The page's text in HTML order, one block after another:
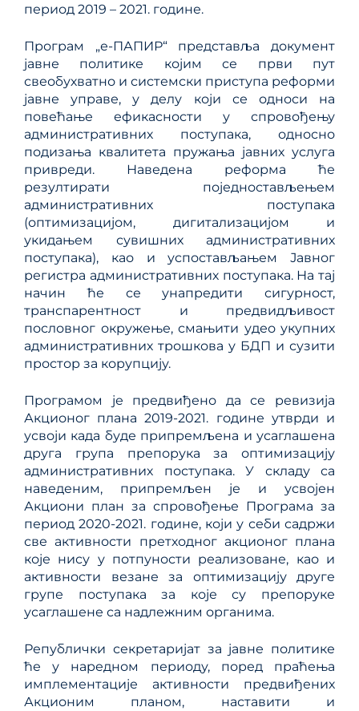
период 2019 – 2021. године.
Програм „е-ПАПИР“ представља документ
јавне политике којим се први пут
свеобухватно и системски приступа реформи
јавне управе, у делу који се односи на
повећање ефикасности у спровођењу
административних поступака, односно
подизања квалитета пружања јавних услуга
привреди. Наведена реформа ће
резултирати поједностављењем
административних поступака
(оптимизацијом, дигитализацијом и
укидањем сувишних административних
поступака), као и успостављањем Јавног
регистра административних поступака. На тај
начин ће се унапредити сигурност,
транспарентност и предвидљивост
пословног окружење, смањити удео укупних
административних трошкова у БДП и сузити
простор за корупцију.
Програмом је предвиђено да се ревизија
Акционог плана 2019-2021. године утврди и
усвоји када буде припремљена и усаглашена
друга група препорука за оптимизацију
административних поступака. У складу са
наведеним, припремљен је и усвојен
Акциони план за спровођење Програма за
период 2020-2021. године, који у себи садржи
све активности претходног акционог плана
које нису у потпуности реализоване, као и
активности везане за оптимизацију друге
групе поступака за које су препоруке
усаглашене са надлежним органима.
Републички секретаријат за јавне политике
ће у наредном периоду, поред праћења
имплементације активности предвиђених
Акционим планом, наставити и